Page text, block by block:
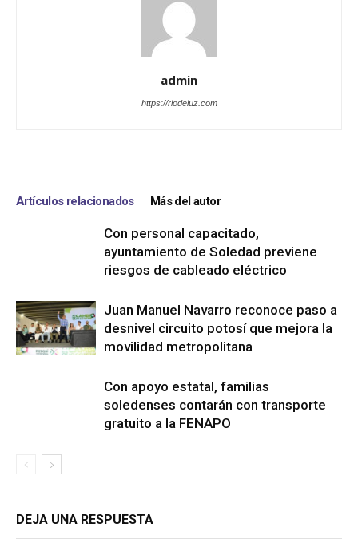
admin
https://riodeluz.com
Artículos relacionados Más del autor
Con personal capacitado,
ayuntamiento de Soledad previene
riesgos de cableado eléctrico
Juan Manuel Navarro reconoce paso a
desnivel circuito potosí que mejora la
movilidad metropolitana
Con apoyo estatal, familias
soledenses contarán con transporte
gratuito a la FENAPO
DEJA UNA RESPUESTA